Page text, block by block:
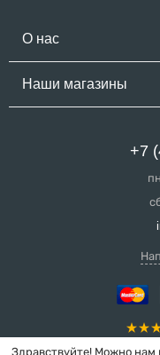
О нас
Наши магазины
+7
Здравствуйте! Можно нам